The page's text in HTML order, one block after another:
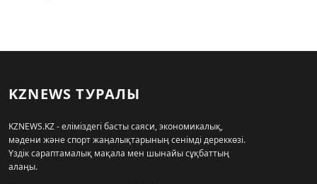
KZNEWS ТУРАЛЫ
KZNEWS.KZ - еліміздегі басты саяси, экономикалық,
мәдени және спорт жаңалықтарының сенімді дереккөзі.
Үздік сараптамалық мақала мен шынайы сұқбаттың
алаңы.